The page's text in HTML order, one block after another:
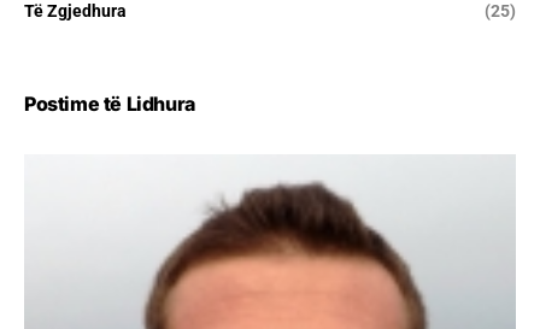
Të Zgjedhura (25)
Postime të Lidhura